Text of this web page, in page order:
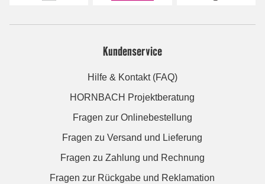
Kundenservice
Hilfe & Kontakt (FAQ)
HORNBACH Projektberatung
Fragen zur Onlinebestellung
Fragen zu Versand und Lieferung
Fragen zu Zahlung und Rechnung
Fragen zur Rückgabe und Reklamation